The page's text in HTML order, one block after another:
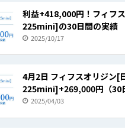
利益+418,000円！フィフ
225mini]の30日間の実績
2025/10/17
4月2日 フィフスオリジン[
225mini]+269,000円（30
2025/04/03